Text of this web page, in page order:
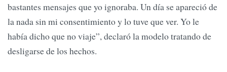
bastantes mensajes que yo ignoraba. Un día se apareció de
la nada sin mi consentimiento y lo tuve que ver. Yo le
había dicho que no viaje”, declaró la modelo tratando de
desligarse de los hechos.